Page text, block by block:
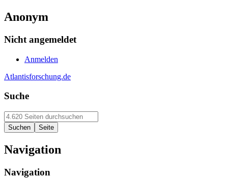
Anonym
Nicht angemeldet
Anmelden
Atlantisforschung.de
Suche
Navigation
Navigation